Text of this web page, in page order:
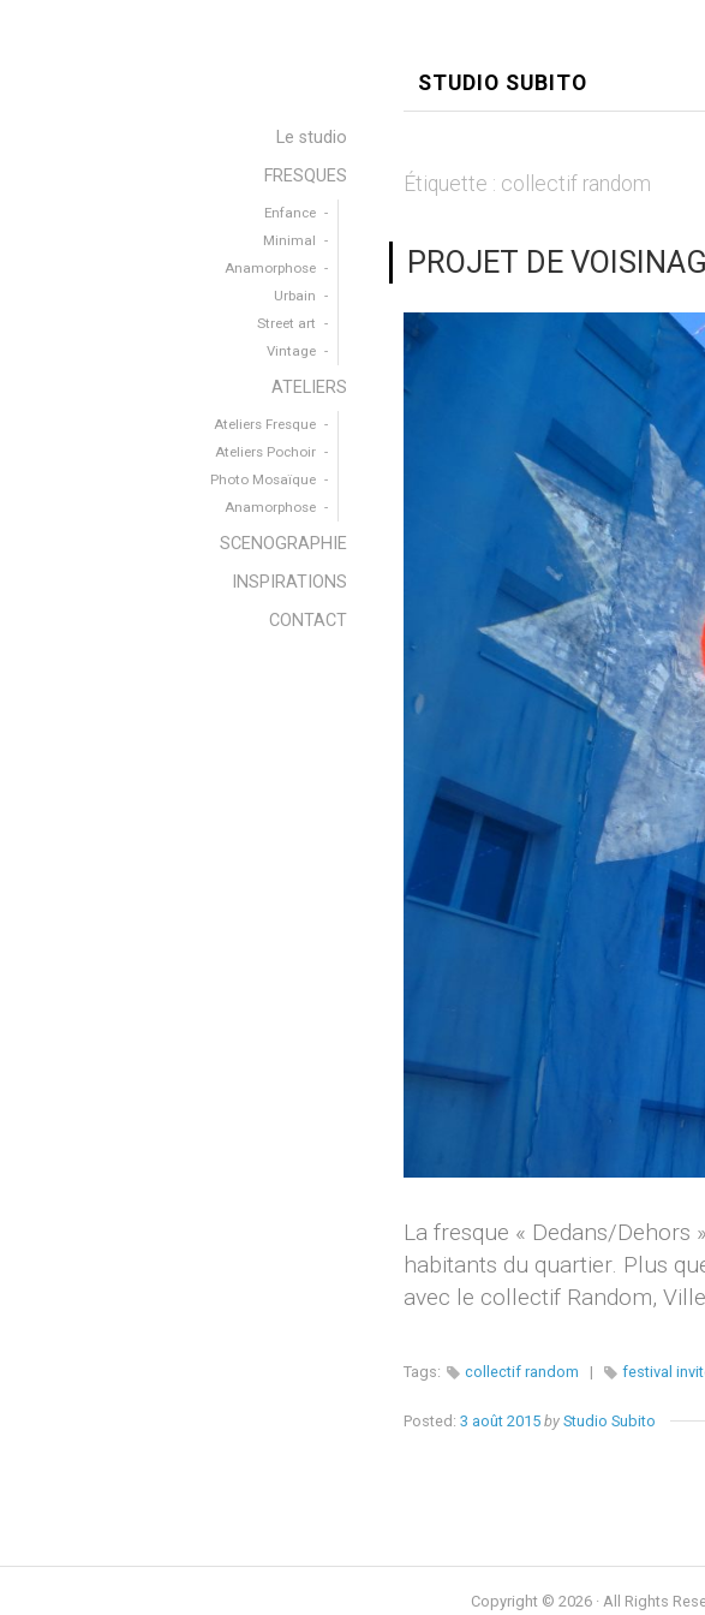
Le studio
FRESQUES
Enfance
Minimal
Anamorphose
Urbain
Street art
Vintage
ATELIERS
Ateliers Fresque
Ateliers Pochoir
Photo Mosaïque
Anamorphose
SCENOGRAPHIE
INSPIRATIONS
CONTACT
STUDIO SUBITO
Étiquette : collectif random
PROJET DE
La fresque « Dedans/
habitants du quartier. Plus
avec le collectif Random,
Tags: collectif random | festival
Posted: 3 août 2015 by Studio Subito
Copyright © 2026 · All Rights